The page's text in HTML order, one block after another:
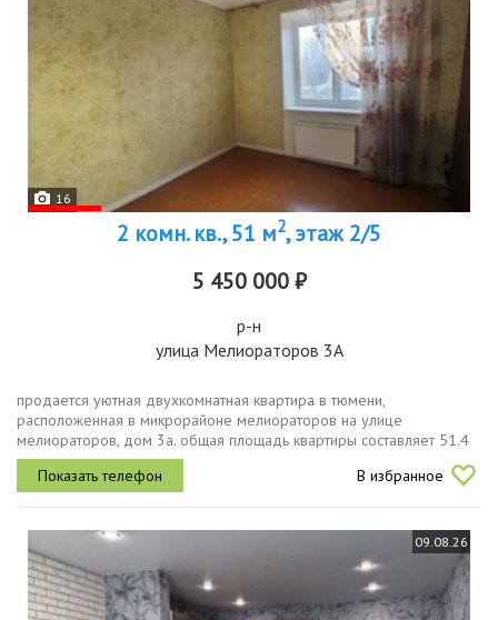
16
2 комн. кв., 51 м2, этаж 2/5
5 450 000 ₽
р-н
улица Мелиораторов 3А
продается уютная двухкомнатная квартира в тюмени,
расположенная в микрорайоне мелиораторов на улице
мелиораторов, дом 3а. общая площадь квартиры составляет 51.4
кв. м, жилая площадь 29.6 кв. м, кухня 7.4 кв. м. квартира находится
на 2 этаже...
В избранное
09.08.26